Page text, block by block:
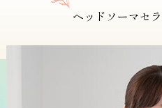
ヘッドソーマセ